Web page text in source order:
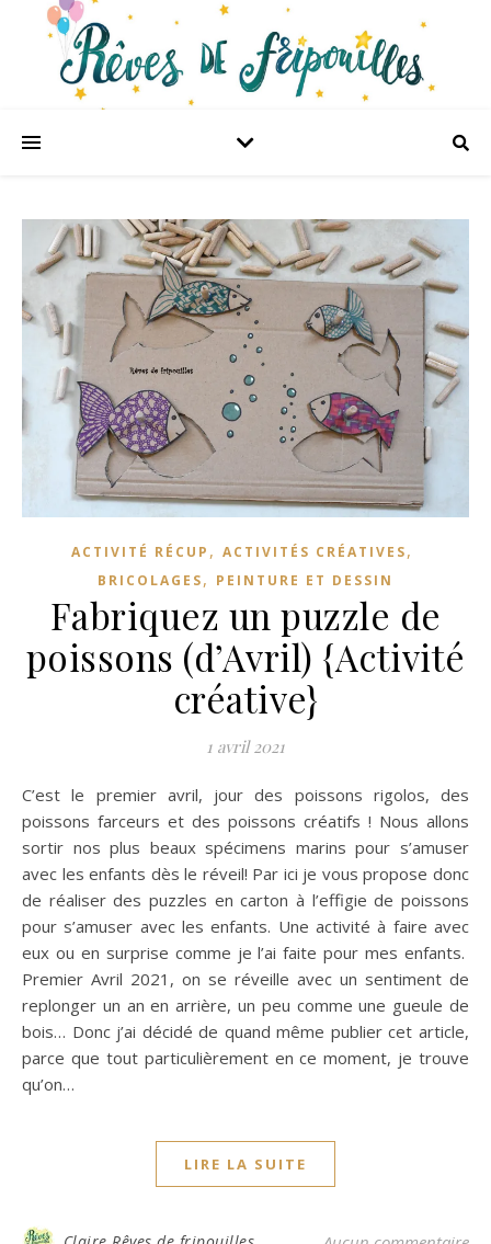
ACTIVITÉ RÉCUP , ACTIVITÉS CRÉATIVES,
BRICOLAGES, PEINTURE ET DESSIN
Fabriquez un puzzle de
poissons (d’Avril) {Activité
créative}
1 avril 2021
C’est le premier avril, jour des poissons rigolos, des
poissons farceurs et des poissons créatifs ! Nous allons
sortir nos plus beaux spécimens marins pour s’amuser
avec les enfants dès le réveil! Par ici je vous propose donc
de réaliser des puzzles en carton à l’effigie de poissons
pour s’amuser avec les enfants. Une activité à faire avec
eux ou en surprise comme je l’ai faite pour mes enfants.
Premier Avril 2021, on se réveille avec un sentiment de
replonger un an en arrière, un peu comme une gueule de
bois… Donc j’ai décidé de quand même publier cet article,
parce que tout particulièrement en ce moment, je trouve
qu’on…
LIRE LA SUITE